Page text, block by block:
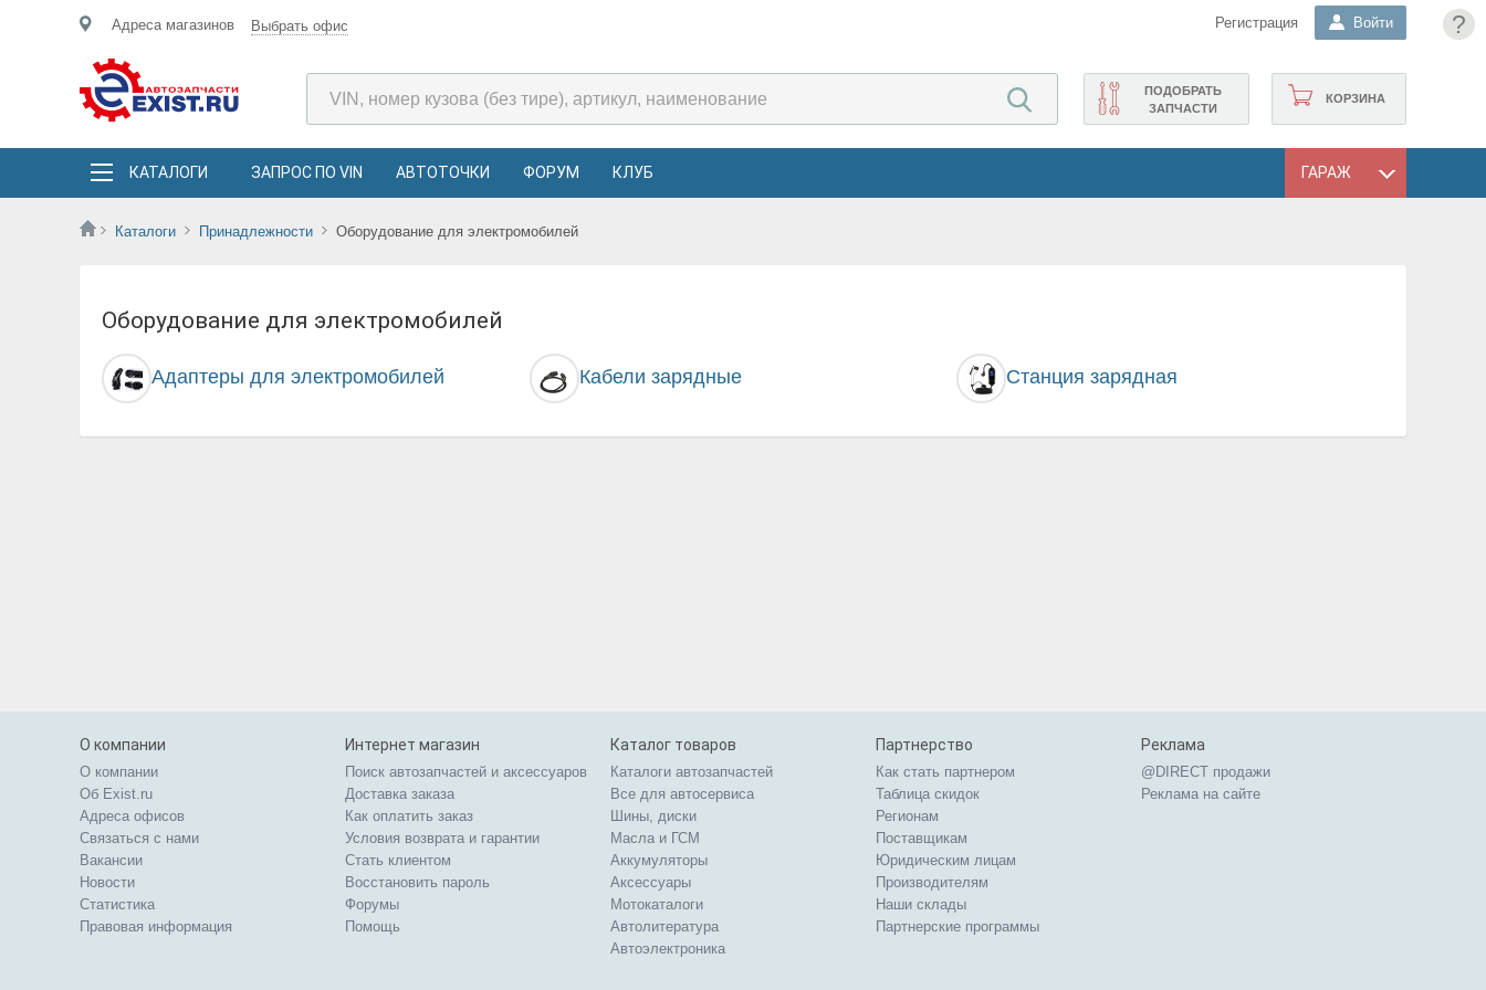
?
Адреса магазинов Выбрать офис Регистрация Войти
КОРЗИНА
ПОДОБРАТЬ
ЗАПЧАСТИ
КАТАЛОГИ ЗАПРОС ПО VIN АВТОТОЧКИ ФОРУМ КЛУБ ГАРАЖ
Каталоги Принадлежности Оборудование для электромобилей
Оборудование для электромобилей
Адаптеры для электромобилей Кабели зарядные Станция зарядная
О компании
О компании
Об Exist.ru
Адреса офисов
Связаться с нами
Вакансии
Новости
Статистика
Правовая информация
Интернет магазин
Поиск автозапчастей и аксессуаров
Доставка заказа
Как оплатить заказ
Условия возврата и гарантии
Стать клиентом
Восстановить пароль
Форумы
Помощь
Каталог товаров
Каталоги автозапчастей
Все для автосервиса
Шины, диски
Масла и ГСМ
Аккумуляторы
Аксессуары
Мотокаталоги
Автолитература
Автоэлектроника
Партнерство
Как стать партнером
Таблица скидок
Регионам
Поставщикам
Юридическим лицам
Производителям
Наши склады
Партнерские программы
Реклама
@DIRECT продажи
Реклама на сайте